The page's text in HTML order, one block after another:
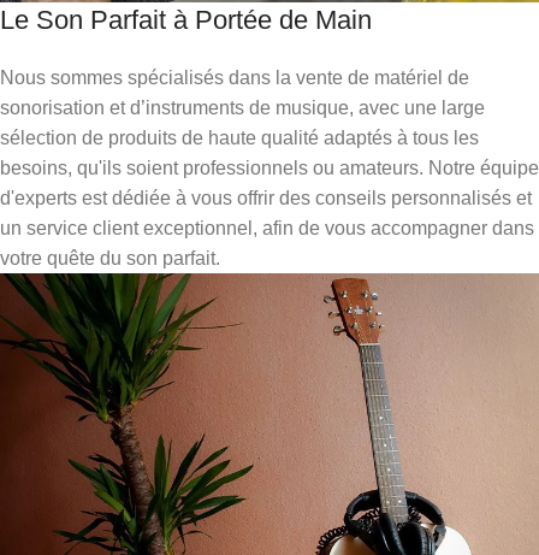
Le Son Parfait à Portée de Main
Nous sommes spécialisés dans la vente de matériel de
sonorisation et d’instruments de musique, avec une large
sélection de produits de haute qualité adaptés à tous les
besoins, qu'ils soient professionnels ou amateurs. Notre équipe
d'experts est dédiée à vous offrir des conseils personnalisés et
un service client exceptionnel, afin de vous accompagner dans
votre quête du son parfait.